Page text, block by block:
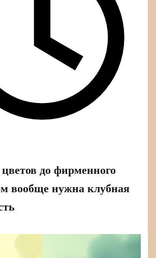
до фирменного
вообще нужна клубная